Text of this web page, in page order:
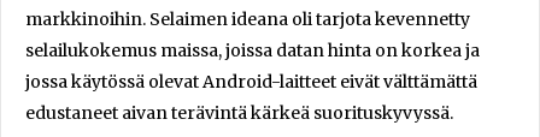
markkinoihin. Selaimen ideana oli tarjota kevennetty
selailukokemus maissa, joissa datan hinta on korkea ja
jossa käytössä olevat Android-laitteet eivät välttämättä
edustaneet aivan terävintä kärkeä suorituskyvyssä.